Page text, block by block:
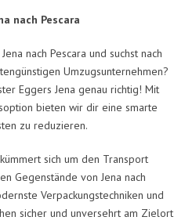
nach Pescara
nach Pescara und suchst nach
Umzugsunternehmen?
Eggers Jena genau richtig! Mit
bieten wir dir eine smarte
zu reduzieren.
sich um den Transport
Gegenstände von Jena nach
Verpackungstechniken und
sicher und unversehrt am Zielort